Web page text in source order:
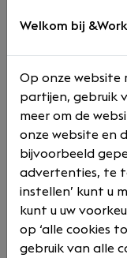
projecten
Het
en Zalando.
Goede werk-
13 ATV-
No-nonsense
samen.
Opleidingen
door naar
Stabiele
Welkom bij
Op onze website
partijen, gebruik
meer om de
onze website en
bijvoorbeeld
advertenties, te
instellen’ kunt u
kunt u uw
op ‘alle cookies
gebruik van alle